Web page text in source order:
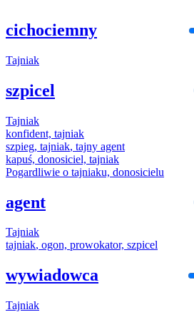
cichociemny
Tajniak
szpicel
Tajniak
konfident, tajniak
szpieg, tajniak, tajny agent
kapuś, donosiciel, tajniak
Pogardliwie o tajniaku, donosicielu
agent
Tajniak
tajniak, ogon, prowokator, szpicel
wywiadowca
Tajniak